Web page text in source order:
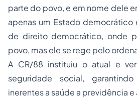
parte do povo, e em nome dele
apenas um Estado democrático
de direito democrático, onde
povo, mas ele se rege pelo
A CR/88 instituiu o atual e
seguridade social,
inerentes a saúde a previdência